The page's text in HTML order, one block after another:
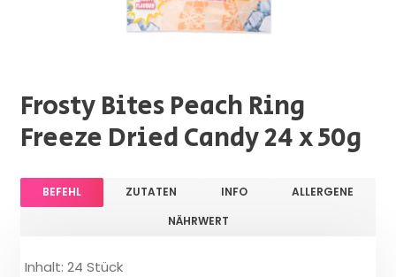
Frosty Bites Peach Ring
Freeze Dried Candy 24 x 50g
BEFEHL ZUTATEN INFO
ALLERGENE
NÄHRWERT
Inhalt: 24 Stück